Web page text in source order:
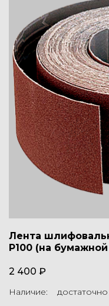
Лента
P100 (на
2 400 ₽
Наличие: достаточно